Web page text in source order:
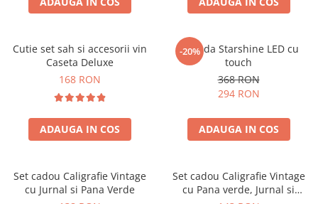
Cutie set sah si accesorii vin
Caseta Deluxe
168 RON
ADAUGA IN COS
-20%
Oglinda Starshine LED cu
touch
368 RON
294 RON
ADAUGA IN COS
Set cadou Caligrafie Vintage
cu Jurnal si Pana Verde
Set cadou Caligrafie Vintage
cu Pana verde, Jurnal si